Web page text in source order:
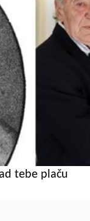
tebe plaču